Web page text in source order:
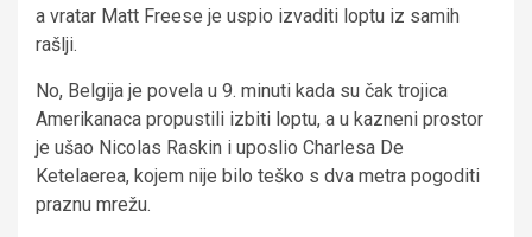
a vratar Matt Freese je uspio izvaditi loptu iz samih
rašlji.
No, Belgija je povela u 9. minuti kada su čak trojica
Amerikanaca propustili izbiti loptu, a u kazneni prostor
je ušao Nicolas Raskin i uposlio Charlesa De
Ketelaerea, kojem nije bilo teško s dva metra pogoditi
praznu mrežu.